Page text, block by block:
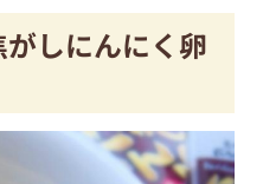
しにんにく卵